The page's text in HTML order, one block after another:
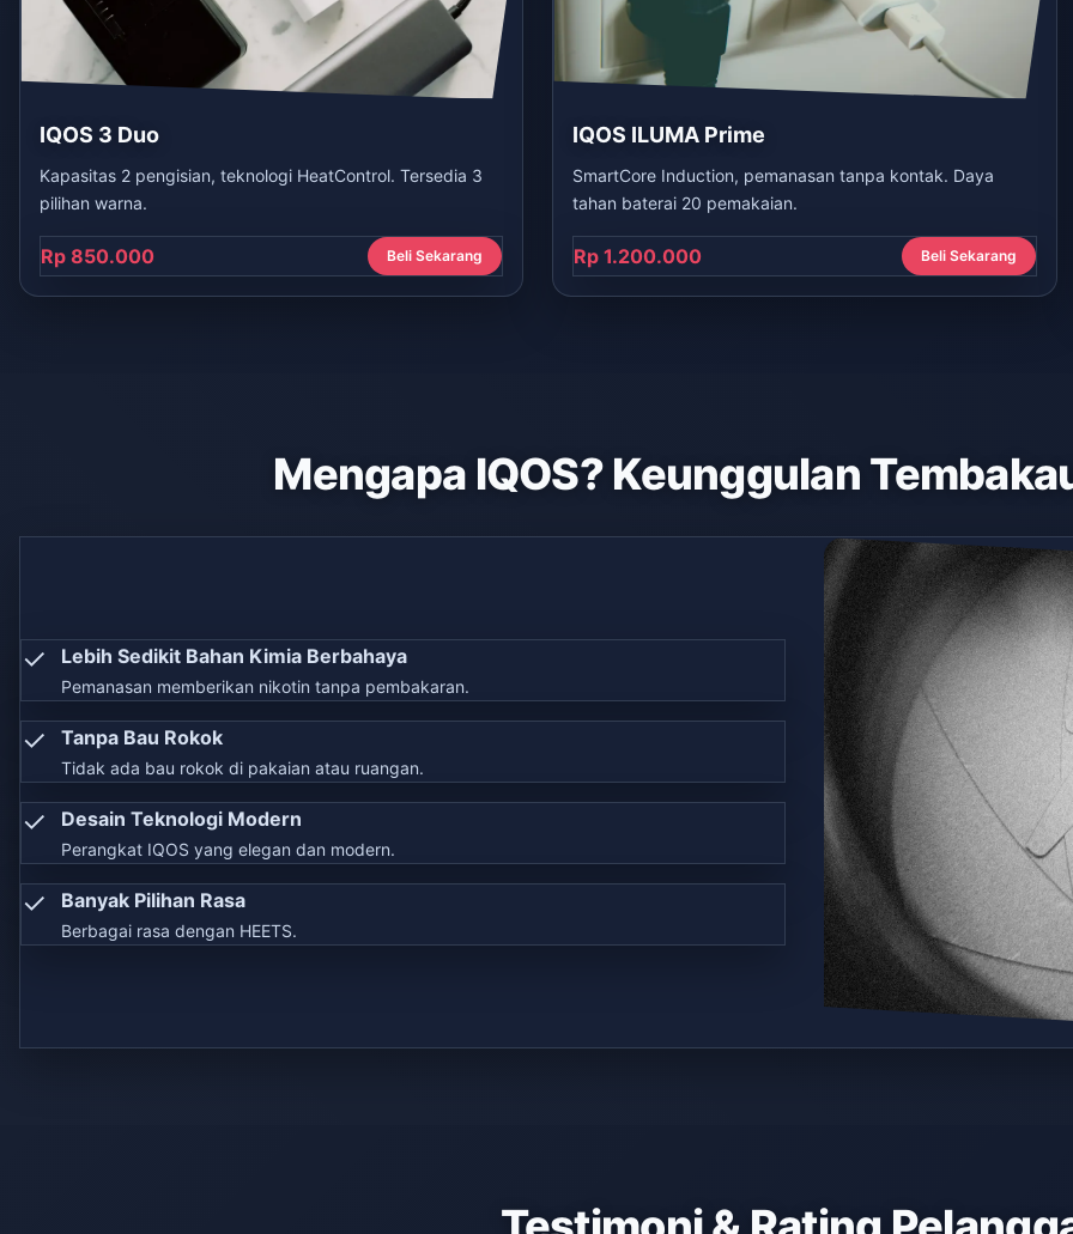
IQOS 3 Duo
Kapasitas 2 pengisian, teknologi HeatControl. Tersedia 3
pilihan warna.
Rp 850.000 Beli Sekarang
IQOS ILUMA Prime
SmartCore Induction, pemanasan tanpa kontak. Daya
tahan baterai 20 pemakaian.
Rp 1.200.000 Beli Sekarang
Mengapa IQOS? Keunggulan
✓ Lebih Sedikit Bahan Kimia Berbahaya
Pemanasan memberikan nikotin tanpa pembakaran.
✓ Tanpa Bau Rokok
Tidak ada bau rokok di pakaian atau ruangan.
✓ Desain Teknologi Modern
Perangkat IQOS yang elegan dan modern.
✓ Banyak Pilihan Rasa
Berbagai rasa dengan HEETS.